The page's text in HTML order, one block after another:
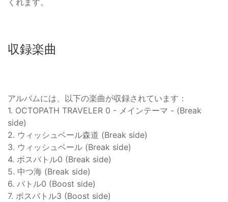
くれます。
収録楽曲
アルバムには、以下の楽曲が収録されています：
1. OCTOPATH TRAVELER 0 - メインテーマ - (Break
side)
2. ウィッシュベール森道 (Break side)
3. ウィッシュベール (Break side)
4. ボスバトル0 (Break side)
5. 中つ海 (Break side)
6. バトル0 (Boost side)
7. ボスバトル3 (Boost side)